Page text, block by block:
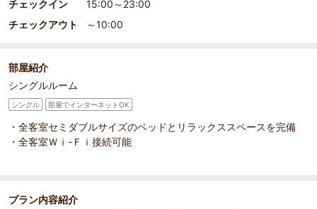
チェックイン
15:00～23:00
チェックアウト
～10:00
部屋紹介
シングルルーム
シングル 部屋でインターネットOK
・全客室セミダブルサイズのベッドとリラックススペースを完備
・全客室Ｗｉ-Ｆｉ接続可能
プラン内容紹介